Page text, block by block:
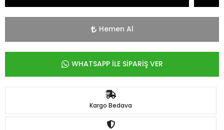
Hemen Al
WHATSAPP İLE SİPARİŞ VER
Kargo Bedava